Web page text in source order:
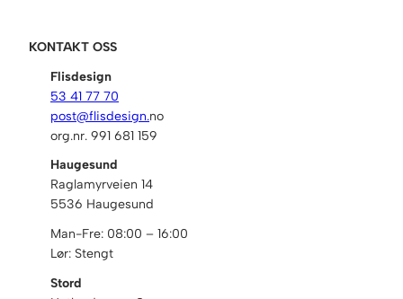
KONTAKT OSS
Flisdesign
53 41 77 70
post@flisdesign.no
org.nr. 991 681 159
Haugesund
Raglamyrveien 14
5536 Haugesund
Man-Fre: 08:00 – 16:00
Lør: Stengt
Stord